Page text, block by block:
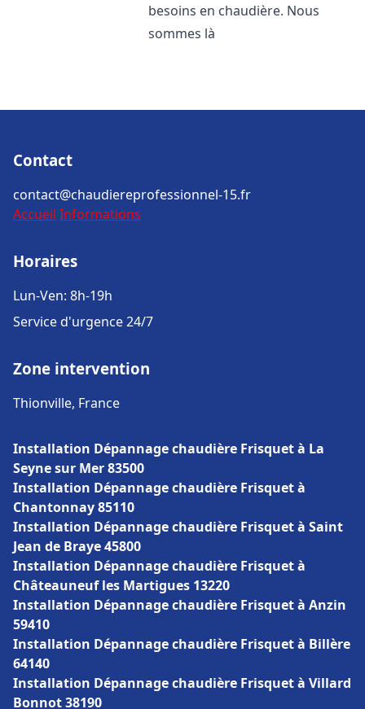
besoins en chaudière. Nous
sommes là
Contact
contact@chaudiereprofessionnel-15.fr
Accueil Informations
Horaires
Lun-Ven: 8h-19h
Service d'urgence 24/7
Zone intervention
Thionville, France
Installation Dépannage chaudière Frisquet à La
Seyne sur Mer 83500
Installation Dépannage chaudière Frisquet à
Chantonnay 85110
Installation Dépannage chaudière Frisquet à Saint
Jean de Braye 45800
Installation Dépannage chaudière Frisquet à
Châteauneuf les Martigues 13220
Installation Dépannage chaudière Frisquet à Anzin
59410
Installation Dépannage chaudière Frisquet à Billère
64140
Installation Dépannage chaudière Frisquet à Villard
Bonnot 38190